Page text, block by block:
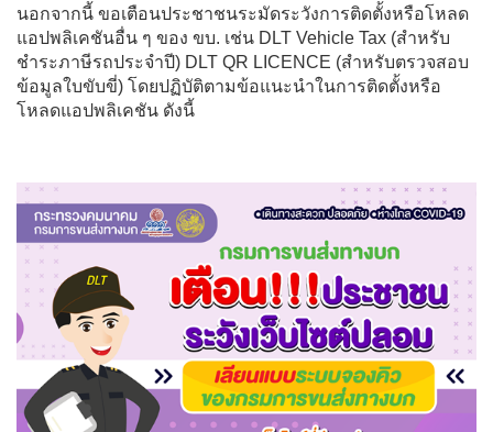
นอกจากนี้ ขอเตือนประชาชนระมัดระวังการติดตั้งหรือโหลด
แอปพลิเคชันอื่น ๆ ของ ขบ. เช่น DLT Vehicle Tax (สำหรับ
ชำระภาษีรถประจำปี) DLT QR LICENCE (สำหรับตรวจสอบ
ข้อมูลใบขับขี่) โดยปฏิบัติตามข้อแนะนำในการติดตั้งหรือ
โหลดแอปพลิเคชัน ดังนี้